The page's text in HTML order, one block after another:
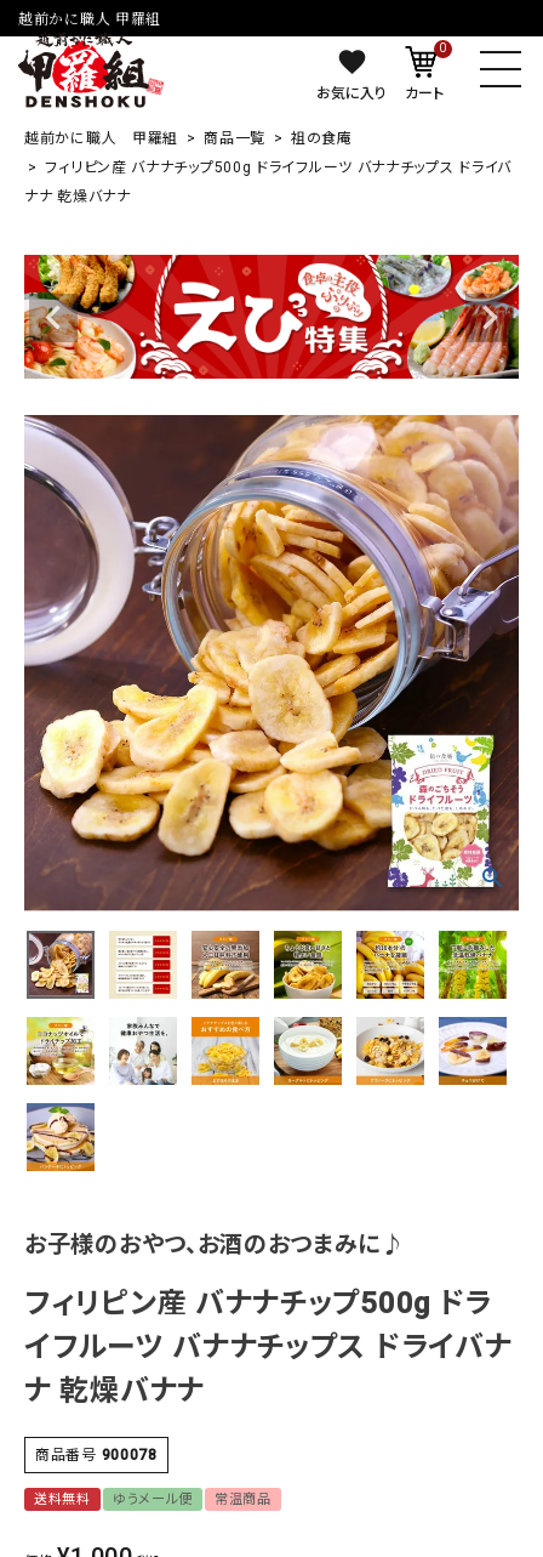
越前かに職人 甲羅組
お気に入り
0
カート
越前かに職人 甲羅組 商品一覧
祖の食庵
フィリピン産 バナナチップ500g ドライフルーツ バナナチップス ドライバ
ナナ 乾燥バナナ
お子様のおやつ、お酒のおつまみに♪
フィリピン産 バナナチップ500g ドラ
イフルーツ バナナチップス ドライバナ
ナ 乾燥バナナ
商品番号 900078
送料無料 ゆうメール便 常温商品